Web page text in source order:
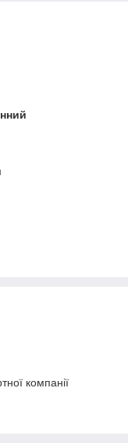
компанії